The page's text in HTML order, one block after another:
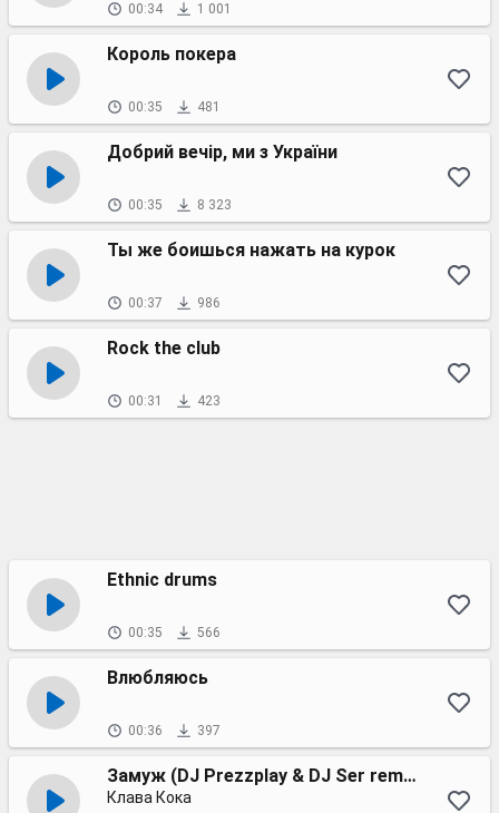
00:34 1 001
Король покера
00:35 481
Добрий вечір, ми з України
00:35 8 323
Ты же боишься нажать на курок
00:37 986
Rock the club
00:31 423
Ethnic drums
00:35 566
Влюбляюсь
00:36 397
Замуж (DJ Prezzplay & DJ Ser remix)
Клава Кока